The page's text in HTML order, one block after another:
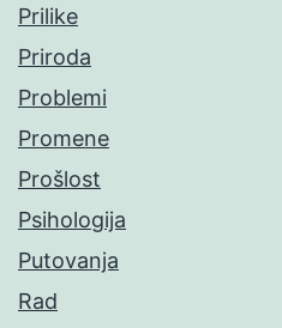
Prilike
Priroda
Problemi
Promene
Prošlost
Psihologija
Putovanja
Rad